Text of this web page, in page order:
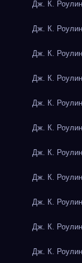
Дж. К.
Дж. К.
Дж. К.
Дж. К.
Дж. К.
Дж. К.
Дж. К.
Дж. К.
Дж. К.
Дж. К.
Дж. К.